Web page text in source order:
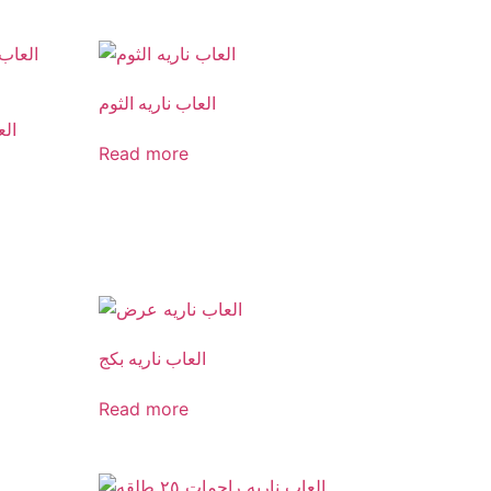
العاب ناريه الثوم
Read more
العاب ناريه بكج
Read more